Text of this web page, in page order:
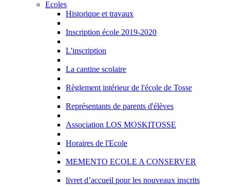
Ecoles
Historique et travaux
Inscription école 2019-2020
L'inscription
La cantine scolaire
Règlement intérieur de l'école de Tosse
Représentants de parents d'élèves
Association LOS MOSKITOSSE
Horaires de l'Ecole
MEMENTO ECOLE A CONSERVER
livret d’accueil pour les nouveaux inscrits